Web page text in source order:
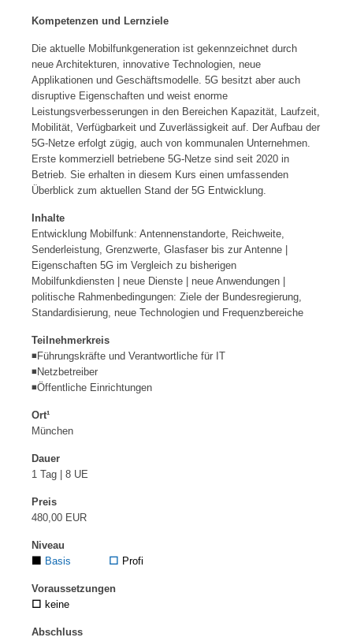
Kompetenzen und Lernziele
Die aktuelle Mobilfunkgeneration ist gekennzeichnet durch
neue Architekturen, innovative Technologien, neue
Applikationen und Geschäftsmodelle. 5G besitzt aber auch
disruptive Eigenschaften und weist enorme
Leistungsverbesserungen in den Bereichen Kapazität, Laufzeit,
Mobilität, Verfügbarkeit und Zuverlässigkeit auf. Der Aufbau der
5G-Netze erfolgt zügig, auch von kommunalen Unternehmen.
Erste kommerziell betriebene 5G-Netze sind seit 2020 in
Betrieb. Sie erhalten in diesem Kurs einen umfassenden
Überblick zum aktuellen Stand der 5G Entwicklung.
Inhalte
Entwicklung Mobilfunk: Antennenstandorte, Reichweite,
Senderleistung, Grenzwerte, Glasfaser bis zur Antenne |
Eigenschaften 5G im Vergleich zu bisherigen
Mobilfunkdiensten | neue Dienste | neue Anwendungen |
politische Rahmenbedingungen: Ziele der Bundesregierung,
Standardisierung, neue Technologien und Frequenzbereiche
Teilnehmerkreis
◾Führungskräfte und Verantwortliche für IT
◾Netzbetreiber
◾Öffentliche Einrichtungen
Ort¹
München
Dauer
1 Tag | 8 UE
Preis
480,00 EUR
Niveau
Basis ⬜ Profi
Voraussetzungen
⬜ keine
Abschluss